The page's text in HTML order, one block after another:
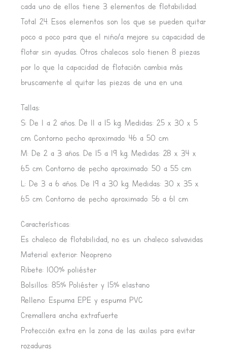
cada uno de ellos tiene 3 elementos de flotabilidad.
Total 24. Esos elementos son los que se pueden quitar
poco a poco para que el niño/a mejore su capacidad de
flotar sin ayudas. Otros chalecos solo tienen 8 piezas
por lo que la capacidad de flotación cambia más
bruscamente al quitar las piezas de una en una.
Tallas:
S: De 1 a 2 años. De 11 a 15 kg. Medidas: 25 x 30 x 5
cm. Contorno pecho aproximado: 46 a 50 cm
M: De 2 a 3 años. De 15 a 19 kg. Medidas: 28 x 34 x
6.5 cm. Contorno de pecho aproximado: 50 a 55 cm
L: De 3 a 6 años. De 19 a 30 kg. Medidas: 30 x 35 x
6.5 cm. Contorno de pecho aproximado: 56 a 61 cm
Características:
Es chaleco de flotabilidad, no es un chaleco salvavidas
Material exterior: Neopreno
Ribete: 100% poliéster
Bolsillos: 85% Poliéster y 15% elastano
Relleno: Espuma EPE y espuma PVC
Cremallera ancha extrafuerte
Protección extra en la zona de las axilas para evitar
rozaduras